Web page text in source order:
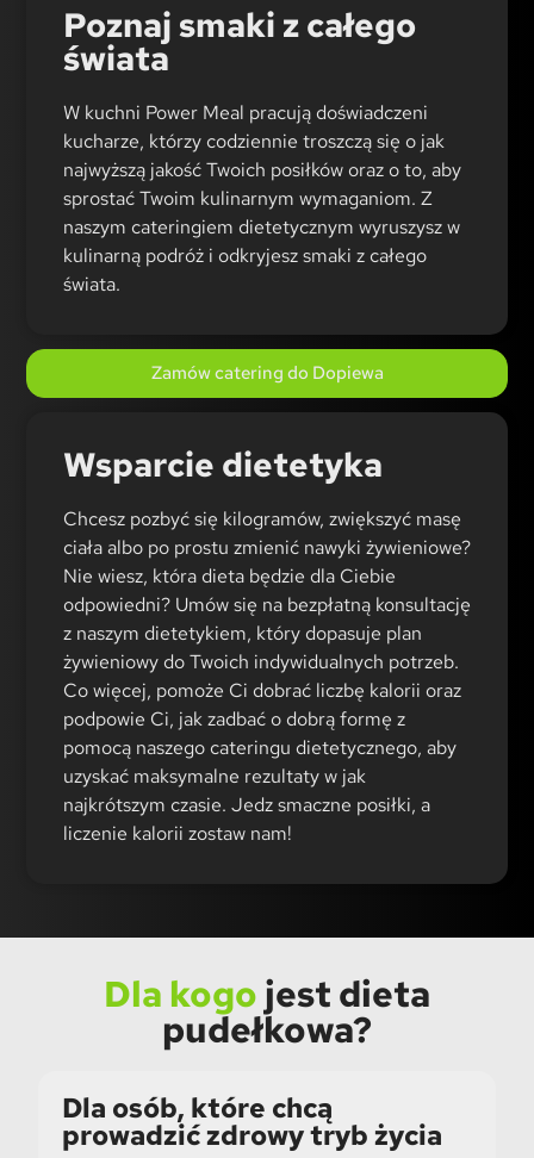
Poznaj smaki z całego
świata
W kuchni Power Meal pracują doświadczeni
kucharze, którzy codziennie troszczą się o jak
najwyższą jakość Twoich posiłków oraz o to, aby
sprostać Twoim kulinarnym wymaganiom. Z
naszym cateringiem dietetycznym wyruszysz w
kulinarną podróż i odkryjesz smaki z całego
świata.
Zamów catering do Dopiewa
Wsparcie dietetyka
Chcesz pozbyć się kilogramów, zwiększyć masę
ciała albo po prostu zmienić nawyki żywieniowe?
Nie wiesz, która dieta będzie dla Ciebie
odpowiedni? Umów się na bezpłatną konsultację
z naszym dietetykiem, który dopasuje plan
żywieniowy do Twoich indywidualnych potrzeb.
Co więcej, pomoże Ci dobrać liczbę kalorii oraz
podpowie Ci, jak zadbać o dobrą formę z
pomocą naszego cateringu dietetycznego, aby
uzyskać maksymalne rezultaty w jak
najkrótszym czasie. Jedz smaczne posiłki, a
liczenie kalorii zostaw nam!
Dla kogo jest dieta
pudełkowa?
Dla osób, które chcą
prowadzić zdrowy tryb życia